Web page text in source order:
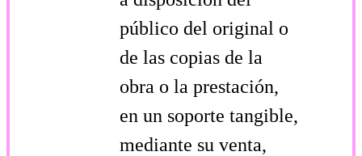
público del original o
de las copias de la
obra o la prestación,
en un soporte tangible,
mediante su venta,